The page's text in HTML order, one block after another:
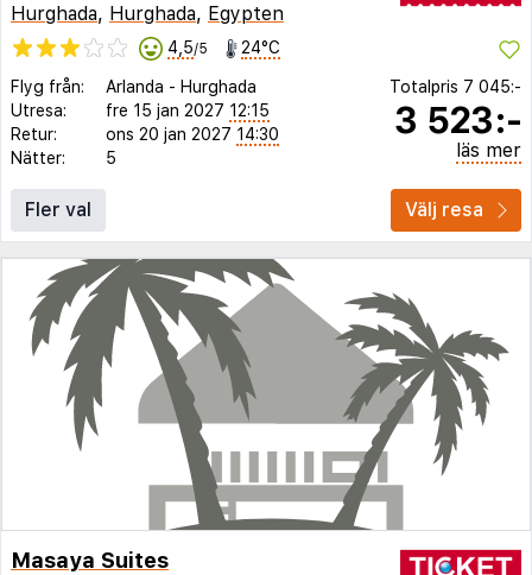
Hurghada, Hurghada, Egypten
4,5/5 24°C
Flyg från: Arlanda - Hurghada
Utresa:
fre 15 jan 2027 12:15
Retur:
ons 20 jan 2027 14:30
Nätter:
5
Totalpris 7 045:-
3 523:-
läs mer
Fler val Välj resa
Masaya Suites